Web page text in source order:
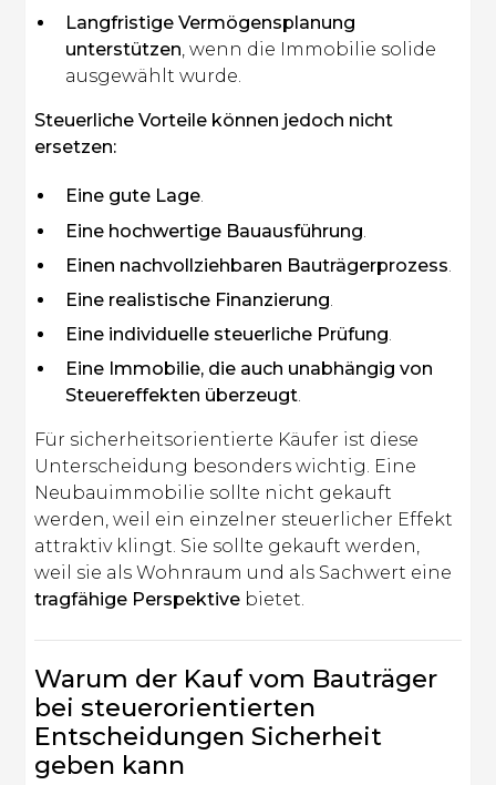
Langfristige Vermögensplanung
unterstützen, wenn die Immobilie solide
ausgewählt wurde.
Steuerliche Vorteile können jedoch nicht
ersetzen:
Eine gute Lage.
Eine hochwertige Bauausführung
Einen nachvollziehbaren Bauträgerprozess
Eine realistische Finanzierung.
Eine individuelle steuerliche Prüfung.
Eine Immobilie, die auch unabhängig von
Steuereffekten überzeugt.
Für sicherheitsorientierte Käufer ist diese
Unterscheidung besonders wichtig. Eine
Neubauimmobilie sollte nicht gekauft
werden, weil ein einzelner steuerlicher Effekt
attraktiv klingt. Sie sollte gekauft werden,
weil sie als Wohnraum und als Sachwert eine
tragfähige Perspektive bietet.
Warum der Kauf vom Bauträger
bei steuerorientierten
Entscheidungen Sicherheit
geben kann